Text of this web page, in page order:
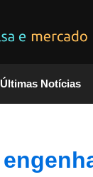
Últimas Notícias